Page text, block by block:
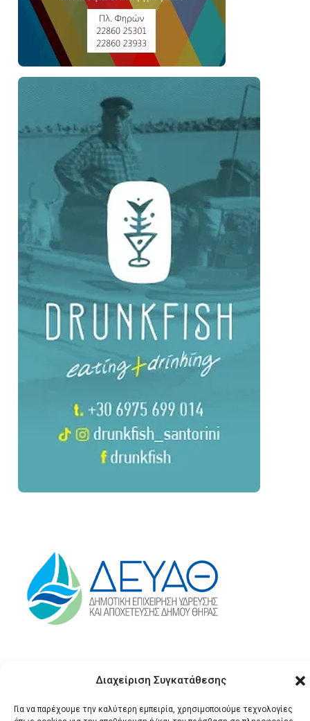
Διαχείριση Συγκατάθεσης
Για να παρέχουμε την καλύτερη εμπειρία, χρησιμοποιούμε τεχνολογίες